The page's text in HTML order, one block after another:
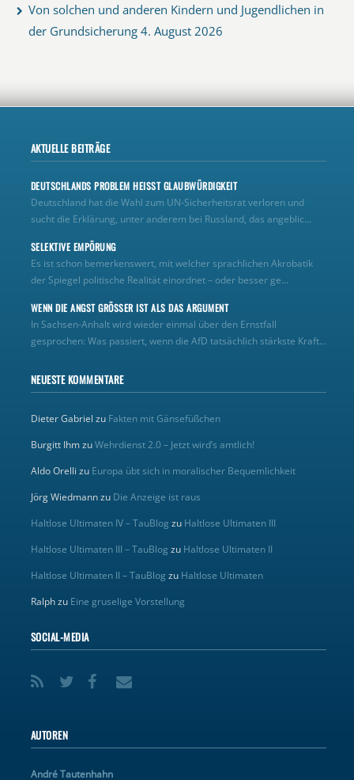
Von solchen und anderen Kindern und Jugendlichen in
der Grundsicherung 4. August 2026
AKTUELLE BEITRÄGE
DEUTSCHLANDS PROBLEM HEISST GLAUBWÜRDIGKEIT
Deutschland hat die Wahl zum UN‑Sicherheitsrat verloren und
sucht die Erklärung, unter anderem bei Russland, das angeblic...
SELEKTIVE EMPÖRUNG
Es ist schon bemerkenswert, mit welcher sprachlichen Akrobatik
der Spiegel politische Realität einordnet – oder besser ge...
WENN DIE ANGST GRÖSSER IST ALS DAS ARGUMENT
In Sachsen-Anhalt wird wieder einmal über den Ernstfall
gesprochen: Was passiert, wenn die AfD tatsächlich stärkste Kraft...
NEUESTE KOMMENTARE
Dieter Gabriel zu Fakten mit Gänsefüßchen
Burgitt IhmzuWehrdienst 2.0 – Jetzt wird’s amtlich!
Aldo Orelli zu Europa übt sich in moralischer Bequemlichkeit
Jörg Wiedmannzu Die Anzeige ist raus
Haltlose Ultimaten IV – TauBlog zu Haltlose Ultimaten III
Haltlose Ultimaten III – TauBlog zu Haltlose Ultimaten II
Haltlose Ultimaten II – TauBlog zu Haltlose Ultimaten
Ralphzu Eine gruselige Vorstellung
SOCIAL-MEDIA
AUTOREN
André Tautenhahn